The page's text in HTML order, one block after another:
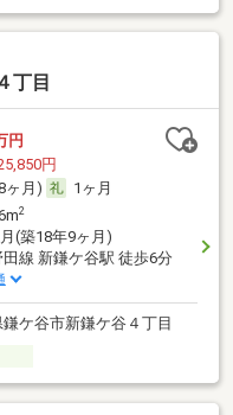
丁目
円
円
ヶ月)
1ヶ月
2
(築18年9ヶ月)
線 新鎌ケ谷駅 徒歩6分
ケ谷市新鎌ケ谷４丁目